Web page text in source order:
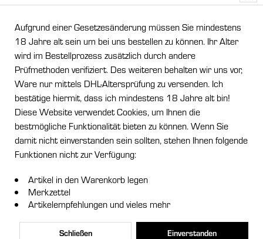
Dieser Artikel steht derzeit nicht zur Verfügung!
4,00 € *
Inhalt:25 Gramm
inkl. MwSt.zzgl. Versandkosten
Lieferzeit ca. 5 Tage
Aufgrund einer Gesetzesänderung müssen Sie mindestens
18 Jahre alt sein um bei uns bestellen zu können. Ihr Alter
wird im Bestellprozess zusätzlich durch andere
Prüfmethoden verifiziert. Des weiteren behalten wir uns vor,
Ware nur mittels DHL-Altersprüfung zu versenden. Ich
bestätige hiermit, dass ich mindestens 18 Jahre alt bin!
Diese Website verwendet Cookies, um Ihnen die
bestmögliche Funktionalität bieten zu können. Wenn Sie
damit nicht einverstanden sein sollten, stehen Ihnen folgende
Funktionen nicht zur Verfügung:
Artikel in den Warenkorb legen
Merkzettel
Artikelempfehlungen und vieles mehr
Einverstanden
Schließen